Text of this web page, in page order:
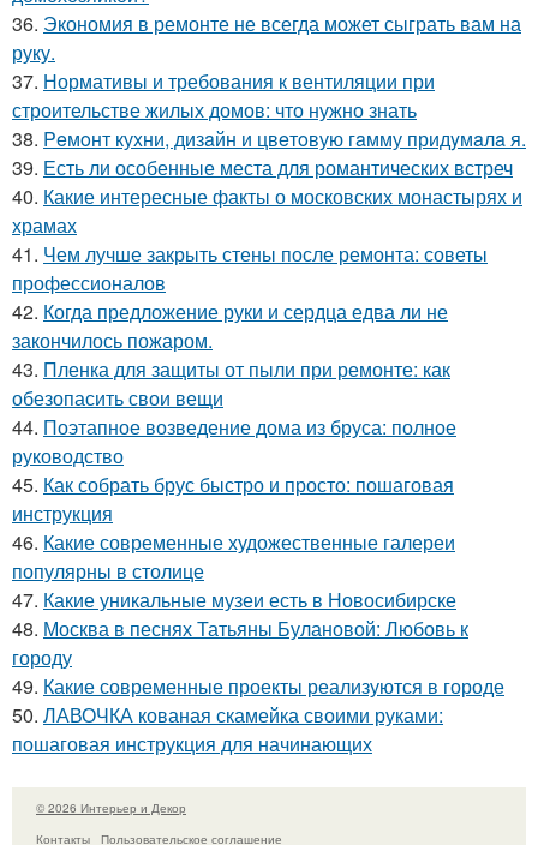
36. Экономия в ремонте не всегда может сыграть вам на
руку.
37. Нормативы и требования к вентиляции при
строительстве жилых домов: что нужно знать
38. Peмoнт куxни, дизaйн и цвeтoвую гaмму придyмaлa я.
39. Есть ли особенные места для романтических встреч
40. Какие интересные факты о московских монастырях и
храмах
41. Чем лучше закрыть стены после ремонта: советы
профессионалов
42. Когда предложение руки и сердца едва ли не
закончилось пожаром.
43. Пленка для защиты от пыли при ремонте: как
обезопасить свои вещи
44. Поэтапное возведение дома из бруса: полное
руководство
45. Как собрать брус быстро и просто: пошаговая
инструкция
46. Какие современные художественные галереи
популярны в столице
47. Какие уникальные музеи есть в Новосибирске
48. Москва в песнях Татьяны Булановой: Любовь к
городу
49. Какие современные проекты реализуются в городе
50. ЛАВОЧКА кованая скамейка своими руками:
пошаговая инструкция для начинающих
© 2026 Интерьер и Декор
Контакты
Пользовательское соглашение